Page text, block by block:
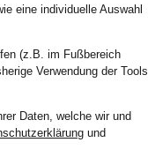
eine individuelle Auswahl
(z.B. im Fußbereich
Verwendung der Tools
Daten, welche wir und
und